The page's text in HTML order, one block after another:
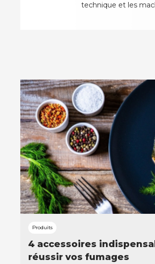
technique et les
Produits
4 accessoires
réussir vos fumages